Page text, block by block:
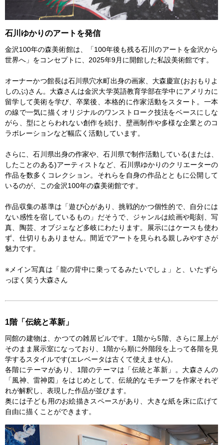
石川ゆかりのアートを発信
金沢100年の森美術館は、「100年後も残る石川のアートを金沢から
世界へ」をコンセプトに、2025年9月に開館した私設美術館です。
オーナーかつ館長は石川県穴水町出身の画家、大森慶宣(おおもりよ
しのぶ)さん。大森さんは金沢大学英語教育学部在学中にアメリカに
留学して美術を学び、卒業後、本格的に作家活動をスタート。一本
の線で一気に描くオリジナルのワンストローク技法をベースにしな
がら、型にとらわれない創作を続け、壁画制作や多様な企業とのコ
ラボレーションなど幅広く活動しています。
さらに、石川県出身の作家や、石川県で制作活動している(または、
したことのある)アーティストなど、石川県ゆかりのクリエーターの
作品を数多くコレクション。それらを自身の作品とともに公開して
いるのが、この金沢100年の森美術館です。
作品収集の基準は「遊び心があり、挑戦的かつ個性的で、自分には
ない感性を宿しているもの」だそうで、ジャンルは絵画や彫刻、写
真、陶芸、オブジェなど多岐にわたります。展示にはケースも使わ
ず、仕切りもありません。間近でアートを見られる親しみやすさが
魅力です。
※メイン写真は「龍の背中に乗ってるみたいでしょ」と、いたずら
っぽく笑う大森さん
1階「伝統と革新」
同館の建物は、かつての雑居ビルです。1階から5階、さらに屋上が
そのまま展示室になっており、1階から順に外階段を上って各階を見
学するスタイルです(エレベータは古くて使えません)。
各階にテーマがあり、1階のテーマは「伝統と革新」。大森さんの
「風神、雷神図」をはじめとして、伝統的なモチーフを作家それぞ
れが解釈し、表現した作品が並びます。
奥には子ども用のお絵描きスペースがあり、大きな紙を床に広げて
自由に描くことができます。